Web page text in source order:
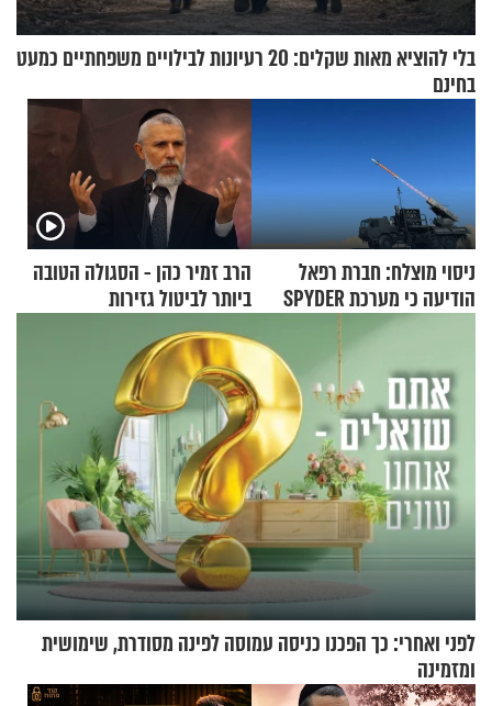
בלי להוציא מאות שקלים: 20 רעיונות לבילויים משפחתיים כמעט
בחינם
ניסוי מוצלח: חברת רפאל
הודיעה כי מערכת SPYDER
הצליחה ליירט כטב"ם
הרב זמיר כהן - הסגולה הטובה
ביותר לביטול גזירות
לפני ואחרי: כך הפכנו כניסה עמוסה לפינה מסודרת, שימושית
ומזמינה